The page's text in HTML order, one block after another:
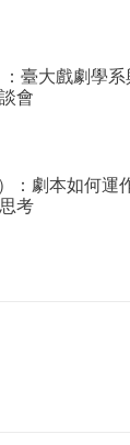
臺大戲劇學
會
：劇本如何
考